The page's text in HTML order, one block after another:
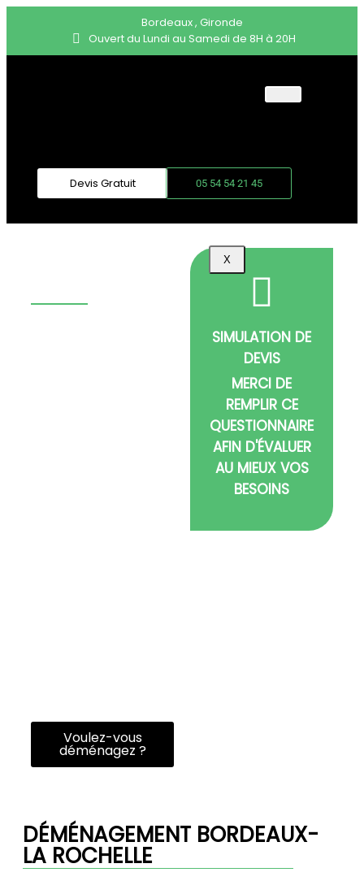
Bordeaux , Gironde
Ouvert du Lundi au Samedi de 8H à 20H
DÉMÉNAGEMENT
PROFESSIONNEL
X
Devis Gratuit 05 54 54 21 45
Voulez-vous
déménagez ?
SIMULATION DE
DEVIS
MERCI DE
REMPLIR CE
QUESTIONNAIRE
AFIN D'ÉVALUER
AU MIEUX VOS
BESOINS
DÉMÉNAGEMENT BORDEAUX-
LA ROCHELLE